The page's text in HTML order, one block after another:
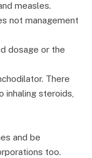
measles.
not management
dosage or the
There
inhaling steroids,
and be
too.